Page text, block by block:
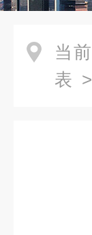
当
表